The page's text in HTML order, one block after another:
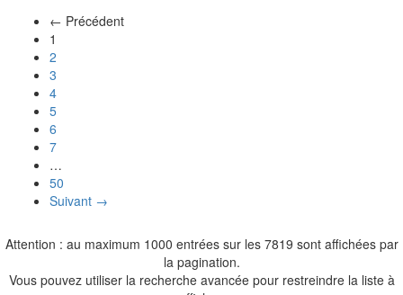
← Précédent
1
2
3
4
5
6
7
…
50
Suivant →
Attention : au maximum 1000 entrées sur les 7819 sont affichées par
la pagination.
Vous pouvez utiliser la recherche avancée pour restreindre la liste à